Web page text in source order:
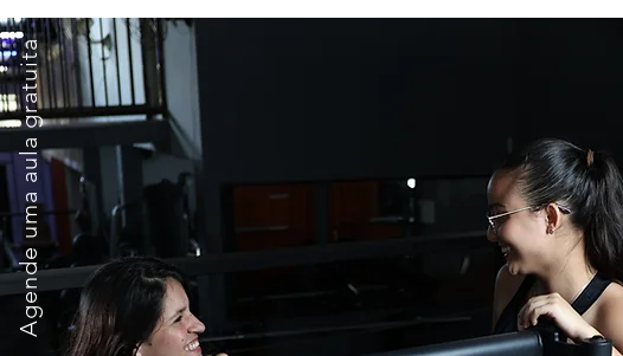
Agende uma aula gratuita